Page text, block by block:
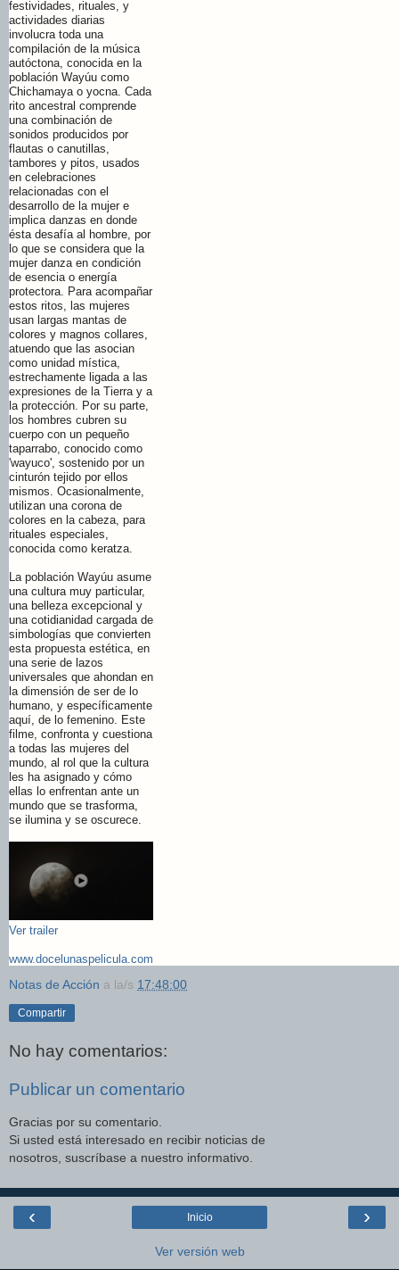
festividades, rituales, y
actividades diarias
involucra toda una
compilación de la música
autóctona, conocida en la
población Wayúu como
Chichamaya o yocna. Cada
rito ancestral comprende
una combinación de
sonidos producidos por
flautas o canutillas,
tambores y pitos, usados
en celebraciones
relacionadas con el
desarrollo de la mujer e
implica danzas en donde
ésta desafía al hombre, por
lo que se considera que la
mujer danza en condición
de esencia o energía
protectora. Para acompañar
estos ritos, las mujeres
usan largas mantas de
colores y magnos collares,
atuendo que las asocian
como unidad mística,
estrechamente ligada a las
expresiones de la Tierra y a
la protección. Por su parte,
los hombres cubren su
cuerpo con un pequeño
taparrabo, conocido como
'wayuco', sostenido por un
cinturón tejido por ellos
mismos. Ocasionalmente,
utilizan una corona de
colores en la cabeza, para
rituales especiales,
conocida como keratza.
La población Wayúu asume
una cultura muy particular,
una belleza excepcional y
una cotidianidad cargada de
simbologías que convierten
esta propuesta estética, en
una serie de lazos
universales que ahondan en
la dimensión de ser de lo
humano, y específicamente
aquí, de lo femenino. Este
filme, confronta y cuestiona
a todas las mujeres del
mundo, al rol que la cultura
les ha asignado y cómo
ellas lo enfrentan ante un
mundo que se trasforma,
se ilumina y se oscurece.
Ver trailer
www.docelunaspelicula.com
Notas de Acción a la/s 17:48:00
Compartir
No hay comentarios:
Publicar un comentario
Gracias por su comentario.
Si usted está interesado en recibir noticias de
nosotros, suscríbase a nuestro informativo.
‹ ›
Inicio
Ver versión web